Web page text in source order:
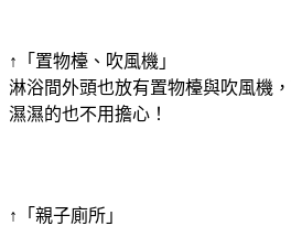
↑「置物檯、吹風機」
淋浴間外頭也放有置物檯與吹風機
濕濕的也不用擔心！
↑「親子廁所」